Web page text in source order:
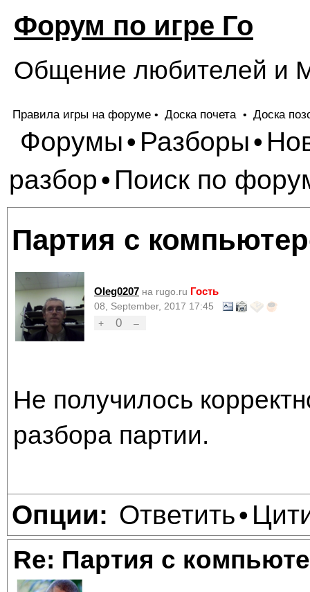
Форум по игре Го
Общение любителей и
Правила игры на форуме • Доска почета • Доска
Форумы• Разборы•
разбор• Поиск по
Партия с
Oleg0207 на rugo.ru Гость
08, September, 2017 17:45
+
0 –
Не получилось
разбора партии.
Опции: Ответить•
Re: Партия с